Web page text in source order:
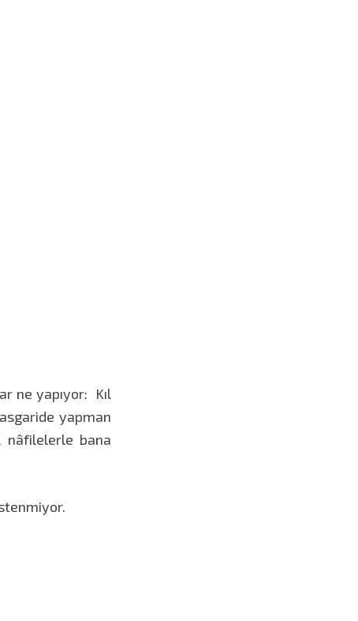
ne yapıyor: Kıl
yapman
nâfilelerle bana